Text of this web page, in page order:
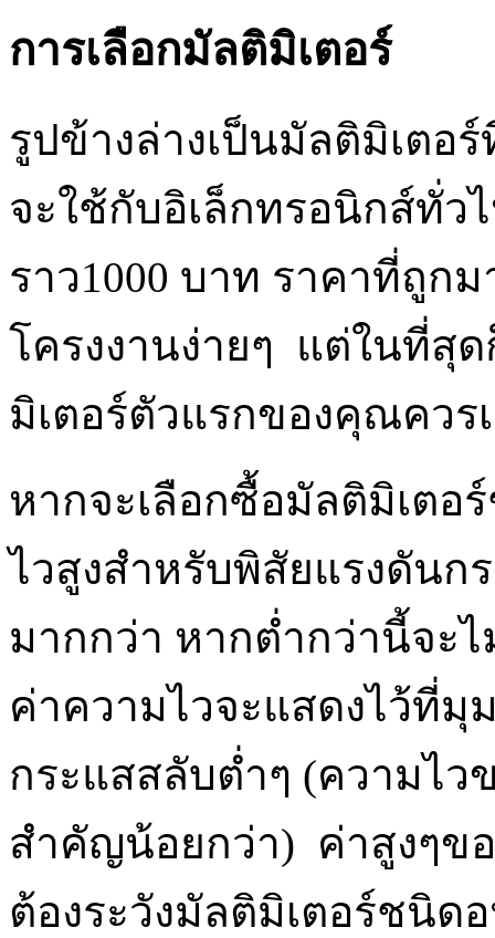
การเลือกมัลติมิเตอร์
รูปข้างล่างเป็นมัลติมิเตอ
จะใช้กับอิเล็กทรอนิกส์ทั่ว
ราว1000 บาท ราคาที่ถูก
โครงงานง่ายๆ แต่ในที่
มิเตอร์ตัวแรกของคุณคว
หากจะเลือกซื้อมัลติมิเตอ
ไวสูงสำหรับพิสัยแรงดันก
มากกว่า หากต่ำกว่านี้จะ
ค่าความไวจะแสดงไว้ที่มุ
กระแสสลับต่ำๆ (ความไ
สำคัญน้อยกว่า) ค่าสูงๆข
ต้องระวังมัลติมิเตอร์ชนิด